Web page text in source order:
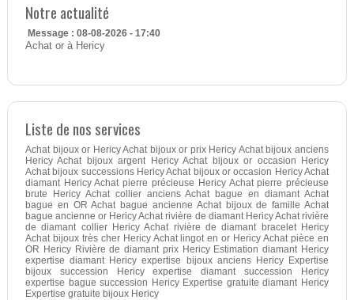
Notre actualité
Message : 08-08-2026 - 17:40
Achat or à Hericy
Liste de nos services
Achat bijoux or Hericy Achat bijoux or prix Hericy Achat bijoux anciens
Hericy Achat bijoux argent Hericy Achat bijoux or occasion Hericy
Achat bijoux successions Hericy Achat bijoux or occasion Hericy Achat
diamant Hericy Achat pierre précieuse Hericy Achat pierre précieuse
brute Hericy Achat collier anciens Achat bague en diamant Achat
bague en OR Achat bague ancienne Achat bijoux de famille Achat
bague ancienne or Hericy Achat rivière de diamant Hericy Achat rivière
de diamant collier Hericy Achat rivière de diamant bracelet Hericy
Achat bijoux très cher Hericy Achat lingot en or Hericy Achat pièce en
OR Hericy Rivière de diamant prix Hericy Estimation diamant Hericy
expertise diamant Hericy expertise bijoux anciens Hericy Expertise
bijoux succession Hericy expertise diamant succession Hericy
expertise bague succession Hericy Expertise gratuite diamant Hericy
Expertise gratuite bijoux Hericy